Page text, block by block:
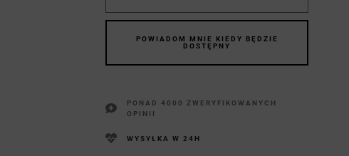
POWIADOM MNIE KIEDY BĘDZIE
DOSTĘPNY
PONAD 4000 ZWERYFIKOWANYCH
OPINII
WYSYŁKA W 24H